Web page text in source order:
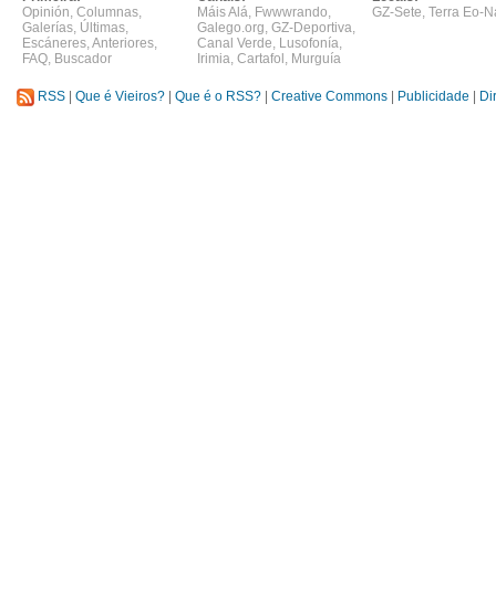
Opinión, Columnas,
Galerías, Últimas,
Escáneres,Anteriores,
FAQ, Buscador
Máis Alá, Fwwwrando,
Galego.org, GZ-Deportiva,
Canal Verde, Lusofonía,
Irimia, Cartafol , Murguía
GZ-Sete, Terra Eo-
RSS Que é Vieiros? Que é o RSS? Creative Commons Publicidade